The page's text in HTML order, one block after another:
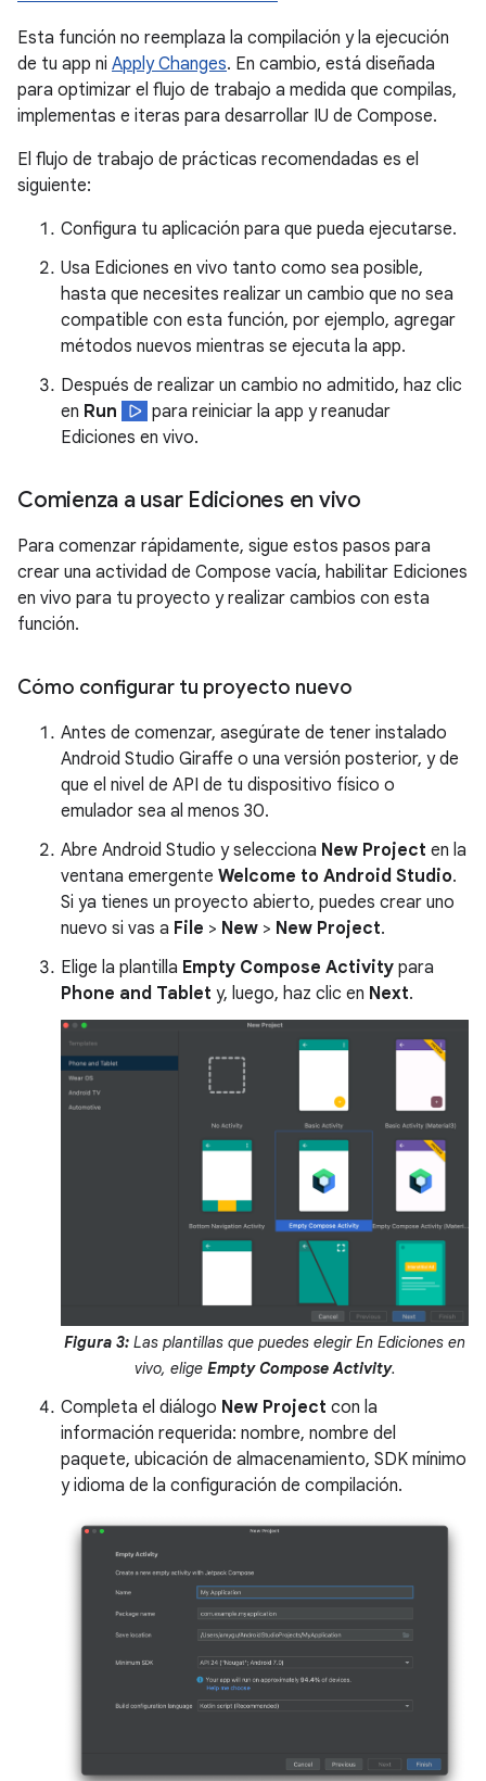
Esta función no reemplaza la compilación y la ejecución
de tu app ni Apply Changes. En cambio, está diseñada
para optimizar el flujo de trabajo a medida que compilas,
implementas e iteras para desarrollar IU de Compose.
El flujo de trabajo de prácticas recomendadas es el
siguiente:
Configura tu aplicación para que pueda ejecutarse.
Usa Ediciones en vivo tanto como sea posible,
hasta que necesites realizar un cambio que no sea
compatible con esta función, por ejemplo, agregar
métodos nuevos mientras se ejecuta la app.
Después de realizar un cambio no admitido, haz clic
en Run
para reiniciar la app y reanudar
Ediciones en vivo.
Comienza a usar Ediciones en vivo
Para comenzar rápidamente, sigue estos pasos para
crear una actividad de Compose vacía, habilitar Ediciones
en vivo para tu proyecto y realizar cambios con esta
función.
Cómo configurar tu proyecto nuevo
Antes de comenzar, asegúrate de tener instalado
Android Studio Giraffe o una versión posterior, y de
que el nivel de API de tu dispositivo físico o
emulador sea al menos 30.
Abre Android Studio y selecciona New Project en la
ventana emergente Welcome to Android Studio.
Si ya tienes un proyecto abierto, puedes crear uno
nuevo si vas a File > New > New Project.
Elige la plantilla Empty Compose Activity para
Phone and Tablet y, luego, haz clic en Next.
Figura 3: Las plantillas que puedes elegir En Ediciones en
vivo, elige Empty Compose Activity.
Completa el diálogo New Project con la
información requerida: nombre, nombre del
paquete, ubicación de almacenamiento, SDK mínimo
y idioma de la configuración de compilación.